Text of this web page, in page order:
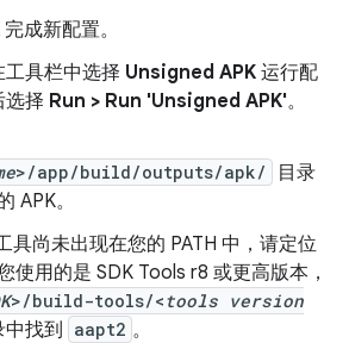
完成新配置。
工具栏中选择 Unsigned APK 运行配
选择 Run > Run 'Unsigned APK'。
>/app/build/outputs/apk/
目录
APK。
具尚未出现在您的 PATH 中，请定位
使用的是 SDK Tools r8 或更高版本，
>/build-tools/<tools version
中找到 aapt2 。